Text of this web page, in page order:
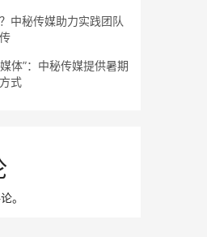
中秘传媒助力实践团队
体”：中秘传媒提供暑期
式
。